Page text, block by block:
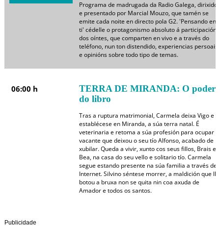
Programa de madrugada da Radio Galega, dirixido
e presentado por Marcial Mouzo, que tamén se
emite cada noite en directo pola G2. 'Pensando en
ti' cédelle o protagonismo absoluto á participación
dos oíntes, que comparten en vivo e a través do
teléfono, nun ton distendido, experiencias persoais
e opinións sobre todo tipo de temas.
06:00 h
TERRA DE MIRANDA: O poder
do libro
Tras a ruptura matrimonial, Carmela deixa Vigo e
establécese en Miranda, a súa terra natal. É
veterinaria e retoma a súa profesión para ocupar a
vacante que deixou o seu tío Alfonso, acabado de
xubilar. Queda a vivir, xunto cos seus fillos, Brais e
Bea, na casa do seu vello e solitario tío. Carmela
segue estando presente na súa familia a través de
Internet. Silvino séntese morrer, a maldición que lle
botou a bruxa non se quita nin coa axuda de
Amador e todos os santos.
Publicidade